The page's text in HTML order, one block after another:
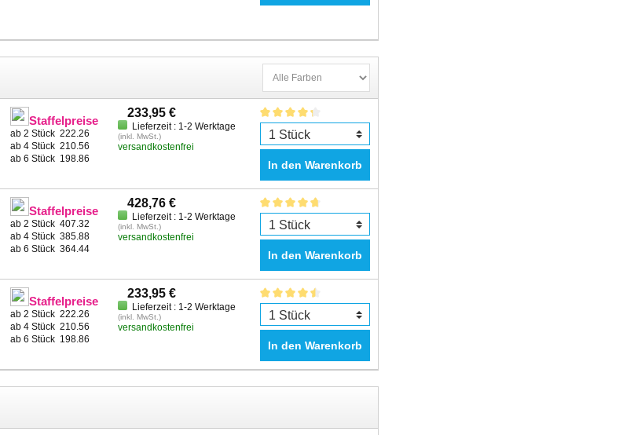
Staffelpreise
ab 2 Stück222.26
ab 4 Stück210.56
ab 6 Stück 198.86
233,95 €
Lieferzeit : 1-2 Werktage
(inkl. MwSt.)
versandkostenfrei
In den Warenkorb
Staffelpreise
ab 2 Stück407.32
ab 4 Stück385.88
ab 6 Stück364.44
428,76 €
Lieferzeit : 1-2 Werktage
(inkl. MwSt.)
versandkostenfrei
In den Warenkorb
Staffelpreise
ab 2 Stück222.26
ab 4 Stück210.56
ab 6 Stück 198.86
233,95 €
Lieferzeit : 1-2 Werktage
(inkl. MwSt.)
versandkostenfrei
In den Warenkorb